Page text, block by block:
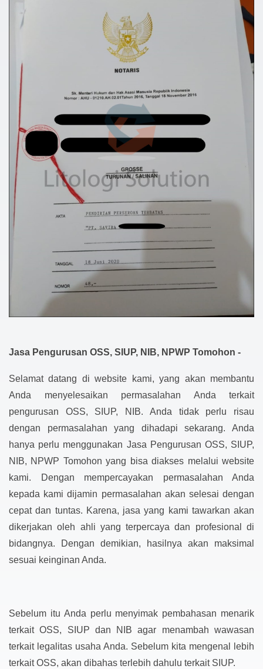
Jasa Pengurusan OSS, SIUP, NIB, NPWP Tomohon -
Selamat datang di website kami, yang akan membantu
Anda menyelesaikan permasalahan Anda terkait
pengurusan OSS, SIUP, NIB. Anda tidak perlu risau
dengan permasalahan yang dihadapi sekarang. Anda
hanya perlu menggunakan Jasa Pengurusan OSS, SIUP,
NIB, NPWP Tomohon yang bisa diakses melalui website
kami. Dengan mempercayakan permasalahan Anda
kepada kami dijamin permasalahan akan selesai dengan
cepat dan tuntas. Karena, jasa yang kami tawarkan akan
dikerjakan oleh ahli yang terpercaya dan profesional di
bidangnya. Dengan demikian, hasilnya akan maksimal
sesuai keinginan Anda.
Sebelum itu Anda perlu menyimak pembahasan menarik
terkait OSS, SIUP dan NIB agar menambah wawasan
terkait legalitas usaha Anda. Sebelum kita mengenal lebih
terkait OSS, akan dibahas terlebih dahulu terkait SIUP.